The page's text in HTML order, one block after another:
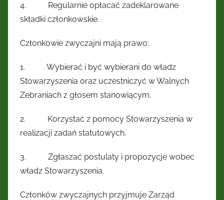
4. Regularnie opłacać zadeklarowane
składki członkowskie.
Członkowie zwyczajni mają prawo:
1. Wybierać i być wybierani do władz
Stowarzyszenia oraz uczestniczyć w Walnych
Zebraniach z głosem stanowiącym.
2. Korzystać z pomocy Stowarzyszenia w
realizacji zadań statutowych.
3. Zgłaszać postulaty i propozycje wobec
władz Stowarzyszenia.
Członków zwyczajnych przyjmuje Zarząd